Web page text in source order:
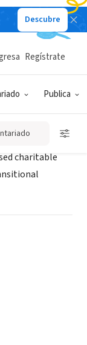
Descubre
Publica
Regístrate
charitable